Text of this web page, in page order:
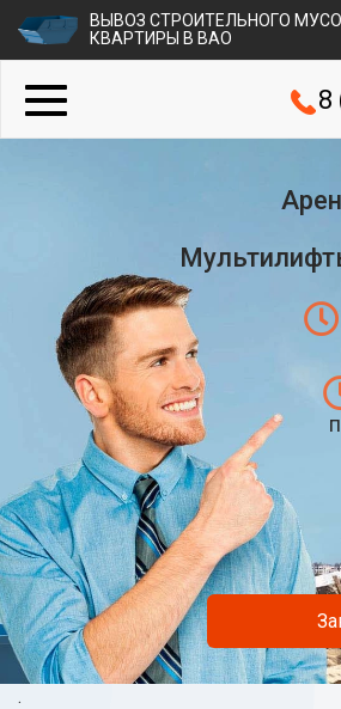
ВЫВОЗ СТРОИТЕЛЬНОГО
КВАРТИРЫ В ВАО
8
.